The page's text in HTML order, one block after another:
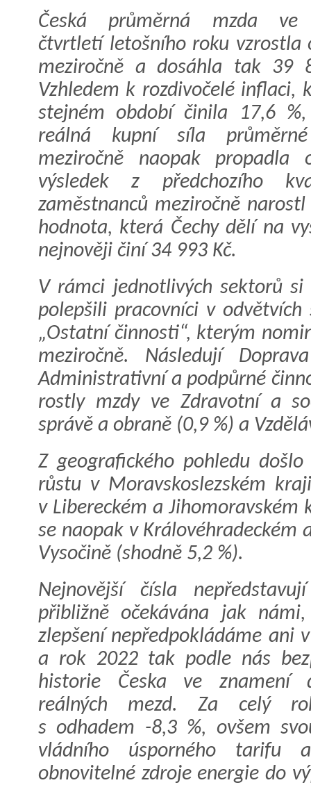
Česká průměrná mzda
čtvrtletí letošního roku vzrostla
meziročně a dosáhla tak 39
Vzhledem k rozdivočelé inflaci,
stejném období činila 17,6 %,
reálná kupní síla
meziročně naopak
výsledek z předchozího
zaměstnanců meziročně
hodnota, která Čechy dělí na
nejnověji činí 34 993 Kč.
V rámci jednotlivých sektorů
polepšili pracovníci v odvětvích
„Ostatní činnosti“, kterým
meziročně. Následují
Administrativní a podpůrné
rostly mzdy ve Zdravotní a
správě a obraně (0,9 %) a
Z geografického pohledu
růstu v Moravskoslezském
v Libereckém a Jihomoravském
se naopak v Královéhradeckém
Vysočině (shodně 5,2 %).
Nejnovější čísla
přibližně očekávána jak
zlepšení nepředpokládáme ani
a rok 2022 tak podle nás
historie Česka ve znamení
reálných mezd. Za celý
s odhadem -8,3 %, ovšem
vládního úsporného tarifu
obnovitelné zdroje energie do